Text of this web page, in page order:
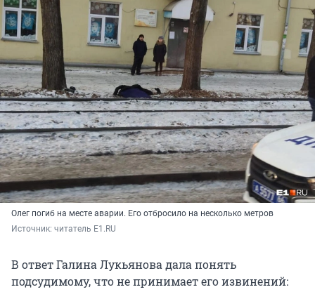
Олег погиб на месте аварии. Его отбросило на несколько метров
Источник: читатель E1.RU
В ответ Галина Лукьянова дала понять
подсудимому, что не принимает его извинений: